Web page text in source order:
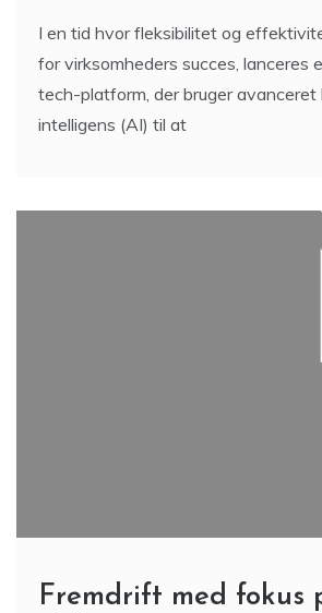
I en tid hvor fleksibilitet og
for virksomheders succes, lanceres
tech-platform, der bruger avanceret
intelligens (AI) til at
Fremdrift med fokus